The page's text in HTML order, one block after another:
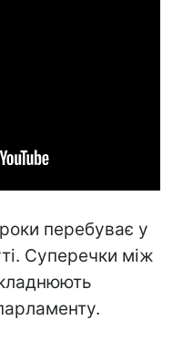
перебуває у
Суперечки між